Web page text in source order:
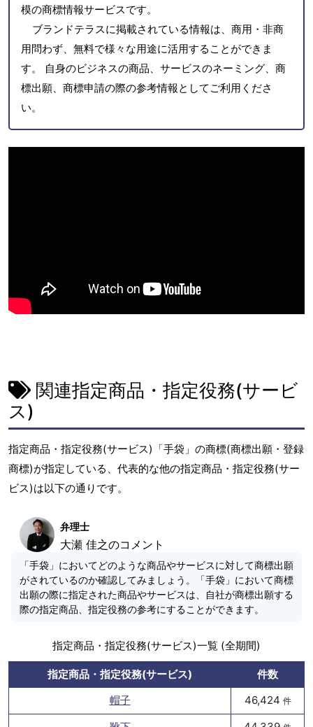
模の商標情報サービスです。
ブランドテラスに掲載されている情報は、商用・非商
用問わず、無料で様々な用途に活用することができま
す。 自身のビジネスの商品、サービスのネーミング、商
標出願、商標申請の際の参考情報としてご利用くださ
い。
関連指定商品・指定役務(サービ
ス)
指定商品・指定役務(サービス)「手袋」の商標(商標出願・登録
商標)が指定している、代表的な他の指定商品・指定役務(サー
ビス)は以下の通りです。
弁理士
大瀬 佳之のコメント
「手袋」においてどのような商品やサービスに対して商標出願
がされているのか確認してみましょう。「手袋」において商標
出願の際に指定された商品やサービスは、自社が商標出願する
際の指定商品、指定役務の参考にすることができます。
指定商品・指定役務(サービス)一覧 (全期間)
指定商品・指定役務(サービス)
件数
帽子
46,424 件